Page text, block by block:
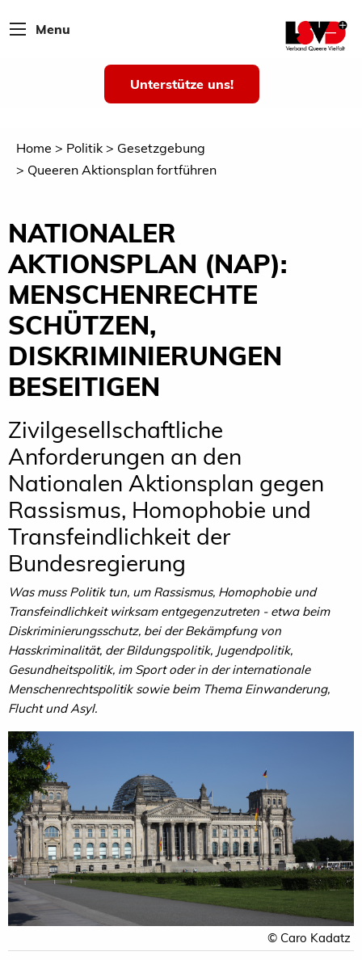
Menu
Unterstütze uns!
Home Politik
Gesetzgebung
Queeren Aktionsplan fortführen
NATIONALER
AKTIONSPLAN (NAP):
MENSCHENRECHTE
SCHÜTZEN,
DISKRIMINIERUNGEN
BESEITIGEN
Zivilgesellschaftliche
Anforderungen an den
Nationalen Aktionsplan gegen
Rassismus, Homophobie und
Transfeindlichkeit der
Bundesregierung
Was muss Politik tun, um Rassismus, Homophobie und
Transfeindlichkeit wirksam entgegenzutreten - etwa beim
Diskriminierungsschutz, bei der Bekämpfung von
Hasskriminalität, der Bildungspolitik, Jugendpolitik,
Gesundheitspolitik, im Sport oder in der internationale
Menschenrechtspolitik sowie beim Thema Einwanderung,
Flucht und Asyl.
© Caro Kadatz